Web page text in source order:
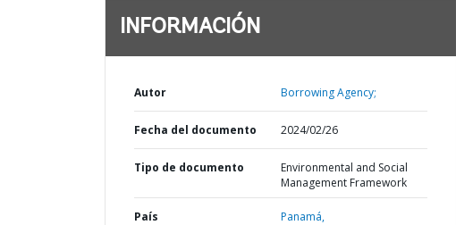
INFORMACIÓN
Autor Borrowing Agency;
Fecha del documento 2024/02/26
Tipo de documento
Environmental and Social
Management Framework
País Panamá,